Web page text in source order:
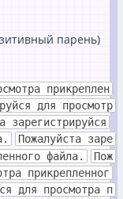
парень)
прикреплен
для просмотр
зарегистрируйся
Пожалуйста заре
файла.
Пож
прикрепленног
для просмотра п